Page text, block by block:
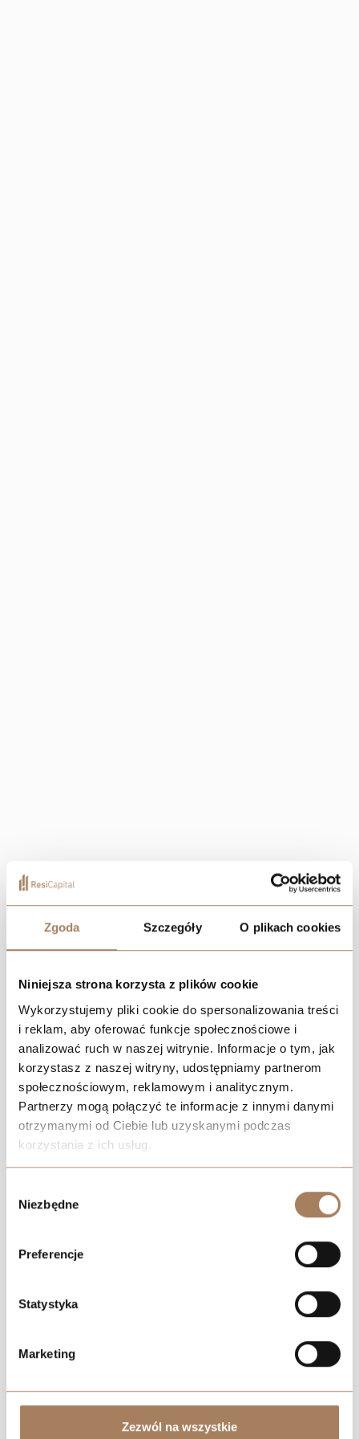
Zgoda Szczegóły O plikach cookies
Niniejsza strona korzysta z plików cookie
Wykorzystujemy pliki cookie do spersonalizowania treści
i reklam, aby oferować funkcje społecznościowe i
analizować ruch w naszej witrynie. Informacje o tym, jak
korzystasz z naszej witryny, udostępniamy partnerom
społecznościowym, reklamowym i analitycznym.
Partnerzy mogą połączyć te informacje z innymi danymi
otrzymanymi od Ciebie lub uzyskanymi podczas
korzystania z ich usług.
process your information.
zgody
Niezbędne
Preferencje
Statystyka
Marketing
Zezwól na wszystkie
Negotiate the price